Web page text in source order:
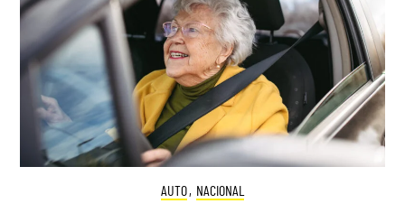
AUTO, NACIONAL